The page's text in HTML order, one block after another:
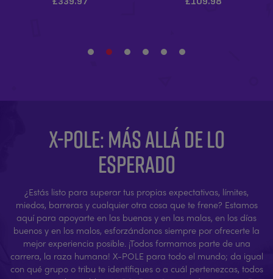
X-POLE: MÁS ALLÁ DE LO
ESPERADO
¿Estás listo para superar tus propias expectativas, límites,
miedos, barreras y cualquier otra cosa que te frene? Estamos
aquí para apoyarte en las buenas y en las malas, en los días
buenos y en los malos, esforzándonos siempre por ofrecerte la
mejor experiencia posible. ¡Todos formamos parte de una
carrera, la raza humana! X-POLE para todo el mundo; da igual
con qué grupo o tribu te identifiques o a cuál pertenezcas, todos